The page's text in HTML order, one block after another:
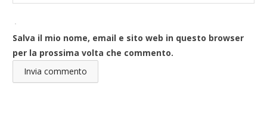
Salva il mio nome, email e sito web in questo browser
per la prossima volta che commento.